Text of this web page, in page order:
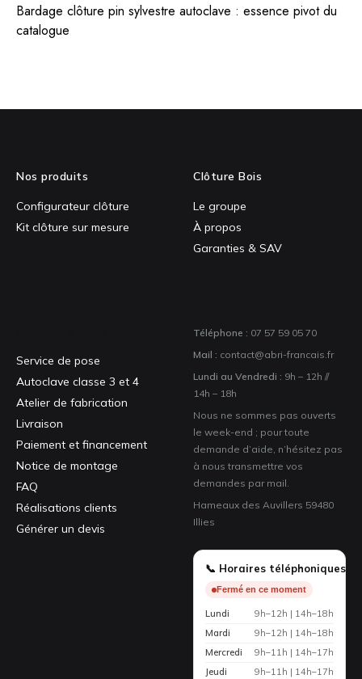
Bardage clôture pin sylvestre autoclave : essence pivot du
catalogue
Nos produits
Configurateur clôture
Kit clôture sur mesure
Clôture Bois
Le groupe
À propos
Garanties & SAV
Service de pose
Autoclave classe 3 et 4
Atelier de fabrication
Livraison
Paiement et financement
Notice de montage
FAQ
Réalisations clients
Générer un devis
Téléphone : 07 57 59 05 70
Mail : contact@abri-francais.fr
Lundi au Vendredi : 9h – 12h //
14h – 18h
Nous ne sommes pas ouverts
le week-end ; pour toute
demande d’aide, n’hésitez pas
à nous transmettre vos
demandes par mail.
Hameaux des Auvillers 59480
Illies
📞 Horaires téléphoniques
Fermé en ce moment
Lundi
9h–12h | 14h–18h
Mardi
9h–12h | 14h–18h
Mercredi
9h–11h | 14h–17h
Jeudi
9h–11h | 14h–17h